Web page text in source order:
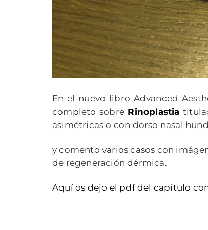
En el nuevo libro Advanced
completo sobre Rinoplastia
asimétricas o con dorso nasal
y comento varios casos con
de regeneración dérmica.
Aquí os dejo el pdf del capítulo